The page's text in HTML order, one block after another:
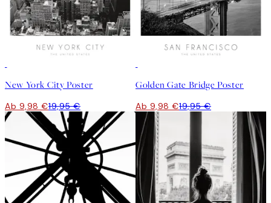
New York City Poster
Ab 9,98 €19,95 €
Golden Gate Bridge Poster
Ab 9,98 €19,95 €